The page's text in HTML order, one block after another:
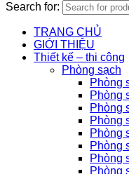
Search for:
TRANG CHỦ
GIỚI THIỆU
Thiết kế – thi công
Phòng sạch
Phòng
Phòng
Phòng
Phòng
Phòng
Phòng
Phòng
Phòng